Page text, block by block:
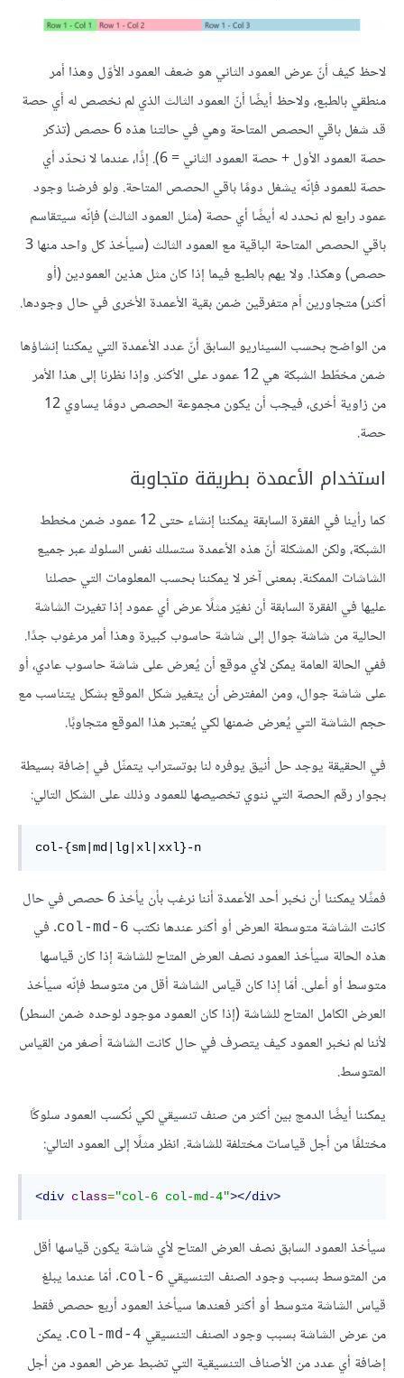
لاحظ كيف أنّ عرض العمود الثاني هو ضعف العمود الأوّل وهذا أمر
منطقي بالطبع، ولاحظ أيضًا أنّ العمود الثالث الذي لم نخصص له أي حصة
قد شغل باقي الحصص المتاحة وهي في حالتنا هذه 6 حصص (تذكر
حصة العمود الأول + حصة العمود الثاني = 6). إذًا، عندما لا نحدّد أي
حصة للعمود فإنّه يشغل دومًا باقي الحصص المتاحة. ولو فرضنا وجود
عمود رابع لم نحدد له أيضًا أي حصة (مثل العمود الثالث) فإنّه سيتقاسم
باقي الحصص المتاحة الباقية مع العمود الثالث (سيأخذ كل واحد منها 3
حصص) وهكذا. ولا يهم بالطبع فيما إذا كان مثل هذين العمودين (أو
أكثر) متجاورين أم متفرقين ضمن بقية الأعمدة الأخرى في حال وجودها.
من الواضح بحسب السيناريو السابق أنّ عدد الأعمدة التي يمكننا إنشاؤها
ضمن مخطّط الشبكة هي 12 عمود على الأكثر. وإذا نظرنا إلى هذا الأمر
من زاوية أخرى، فيجب أن يكون مجموعة الحصص دومًا يساوي 12
حصة.
استخدام الأعمدة بطريقة متجاوبة
كما رأينا في الفقرة السابقة يمكننا إنشاء حتى 12 عمود ضمن مخطط
الشبكة، ولكن المشكلة أنّ هذه الأعمدة ستسلك نفس السلوك عبر جميع
الشاشات الممكنة. بمعنى آخر لا يمكننا بحسب المعلومات التي حصلنا
عليها في الفقرة السابقة أن نغيّر مثلًا عرض أي عمود إذا تغيرت الشاشة
الحالية من شاشة جوال إلى شاشة حاسوب كبيرة وهذا أمر مرغوب جدًا.
ففي الحالة العامة يمكن لأي موقع أن يُعرض على شاشة حاسوب عادي، أو
على شاشة جوال، ومن المفترض أن يتغير شكل الموقع بشكل يتناسب مع
حجم الشاشة التي يُعرض ضمنها لكي يُعتبر هذا الموقع متجاوبًا.
في الحقيقة يوجد حل أنيق يوفره لنا بوتستراب يتمثّل في إضافة بسيطة
بجوار رقم الحصة التي ننوي تخصيصها للعمود وذلك على الشكل التالي:
col-{sm|md|lg|xl|xxl}-n
فمثًلا يمكننا أن نخبر أحد الأعمدة أننا نرغب بأن يأخذ 6 حصص في حال
كانت الشاشة متوسطة العرض أو أكثر عندها نكتب col-md-6. في
هذه الحالة سيأخذ العمود نصف العرض المتاح للشاشة إذا كان قياسها
متوسط أو أعلى. أمّا إذا كان قياس الشاشة أقل من متوسط فإنّه سيأخذ
العرض الكامل المتاح للشاشة (إذا كان العمود موجود لوحده ضمن السطر)
لأننا لم نخبر العمود كيف يتصرف في حال كانت الشاشة أصغر من القياس
المتوسط.
يمكننا أيضًا الدمج بين أكثر من صنف تنسيقي لكي نُكسب العمود سلوكًا
مختلفًا من أجل قياسات مختلفة للشاشة. انظر مثلًا إلى العمود التالي:
<div class="col-6 col-md-4"></div>
سيأخذ العمود السابق نصف العرض المتاح لأي شاشة يكون قياسها أقل
من المتوسط بسبب وجود الصنف التنسيقي col-6. أمّا عندما يبلغ
قياس الشاشة متوسط أو أكثر فعندها سيأخذ العمود أربع حصص فقط
من عرض الشاشة بسبب وجود الصنف التنسيقي col-md-4. يمكن
إضافة أي عدد من الأصناف التنسيقية التي تضبط عرض العمود من أجل